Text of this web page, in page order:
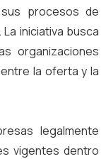
procesos de
iniciativa busca
organizaciones
la oferta y la
legalmente
vigentes dentro